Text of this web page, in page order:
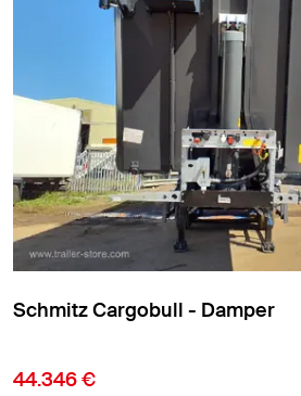
Meierling - Damper
6.900 €